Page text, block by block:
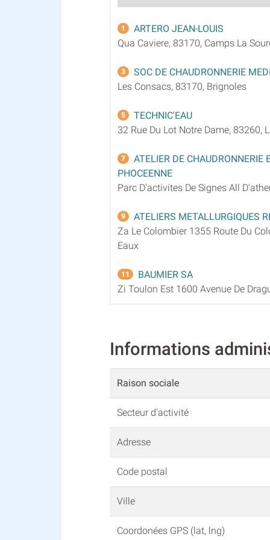
1
ARTERO JEAN-LOUIS
Qua Caviere, 83170, Camps La
3
SOC DE CHAUDRONNERIE
Les Consacs, 83170, Brignoles
5
TECHNIC'EAU
32 Rue Du Lot Notre Dame, 83260,
7
ATELIER DE CHAUDRONNERIE
PHOCEENNE
Parc D'activites De Signes All
9
ATELIERS METALLURGIQUES
Za Le Colombier 1355 Route Du
Eaux
11
BAUMIER SA
Zi Toulon Est 1600 Avenue De
Informations
Raison sociale
Secteur d'activité
Adresse
Code postal
Ville
Coordonées GPS (lat, lng)